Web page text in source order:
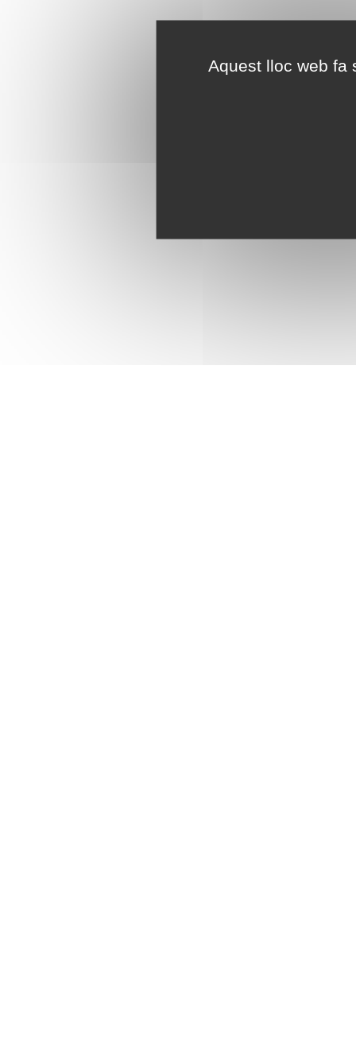
Aquest lloc web fa